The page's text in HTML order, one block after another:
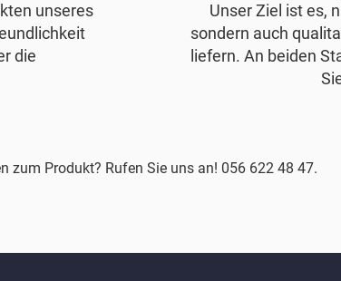
unseres
die
Unser Ziel ist es,
sondern auch
liefern. An beiden
zum Produkt? Rufen Sie uns an! 056 622 48 47.